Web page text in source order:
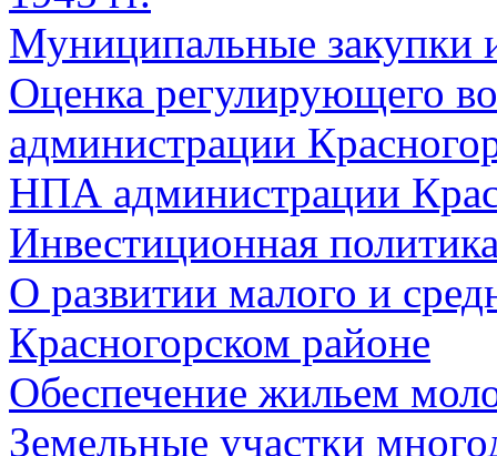
Муниципальные закупки
Оценка регулирующего
администрации
НПА администрации
Инвестиционная
О развитии малого и
Красногорском районе
Обеспечение жильем
Земельные участки